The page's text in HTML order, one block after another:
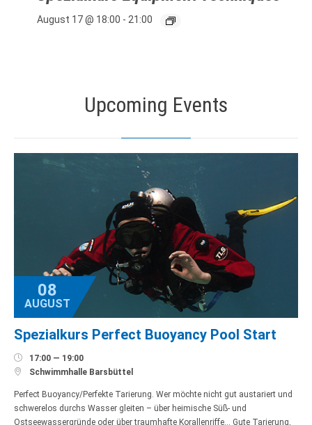
August 17 @ 18:00 -21:00
Upcoming Events
08
AUGUST
Spezialkurs Perfect Buoyancy Pool Start
 17:00 — 19:00
 Schwimmhalle Barsbüttel
Perfect Buoyancy/Perfekte Tarierung. Wer möchte nicht gut austariert und
schwerelos durchs Wasser gleiten – über heimische Süß- und
Ostseewassergründe oder über traumhafte Korallenriffe… Gute Tarierung,